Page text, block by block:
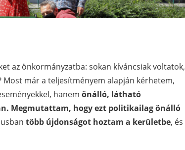
az önkormányzatba: sokan kíváncsiak voltatok,
már a teljesítményem alapján kérhetem,
hanem önálló, látható
Megmutattam, hogy ezt politikailag önálló
több újdonságot hoztam a kerületbe, és